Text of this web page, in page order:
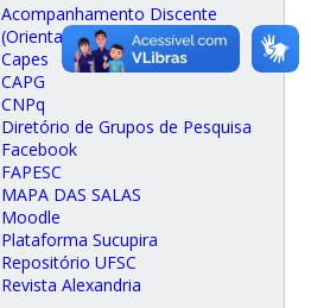
Acompanhamento Discente
(Orientadores)
Capes
CAPG
CNPq
Diretório de Grupos de Pesquisa
Facebook
FAPESC
MAPA DAS SALAS
Moodle
Plataforma Sucupira
Repositório UFSC
Revista Alexandria